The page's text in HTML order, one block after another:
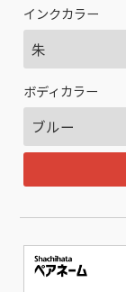
インクカラー
ボディカラー